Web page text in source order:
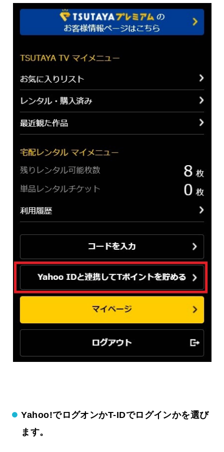
Yahoo!でログオンかT-IDでログインかを選び
ます。